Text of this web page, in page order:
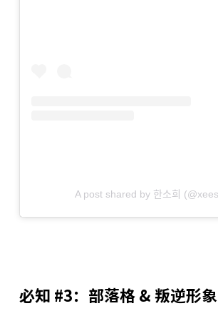
A post shared by 한소희
必知 #3：部落格 & 叛逆形象